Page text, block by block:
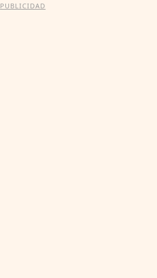
PUBLICIDAD